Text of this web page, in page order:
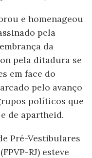
e homenageou
pela
da
pela ditadura se
em face do
pelo avanço
políticos que
de apartheid.
Pré-Vestibulares
RJ) esteve